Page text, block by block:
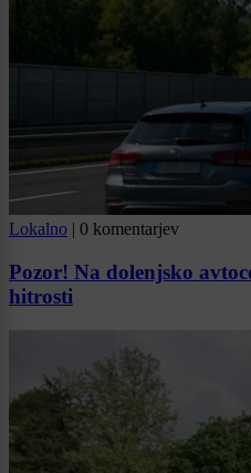
Lokalno | 0 komentarjev
Pozor! Na dolenjsko
hitrosti